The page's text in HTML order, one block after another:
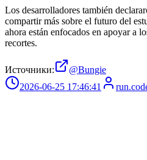
Los desarrolladores también
compartir más sobre el futuro del
ahora están enfocados en apoyar a
recortes.
Источники:
@Bungie
2026-06-25 17:46:41